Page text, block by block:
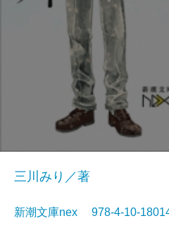
三川みり／著
新潮文庫nex 978-4-10-